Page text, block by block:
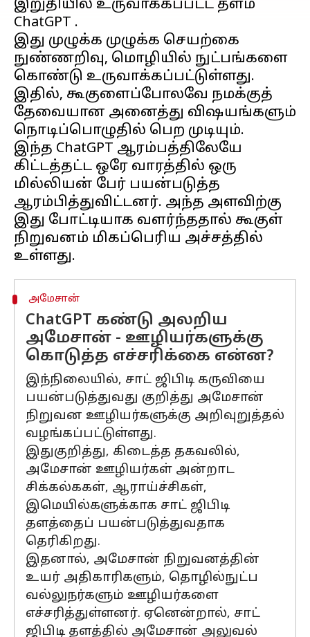
இறுதியில் உருவாக்கப்பட்ட தளம்
ChatGPT .
இது முழுக்க முழுக்க செயற்கை
நுண்ணறிவு, மொழியில் நுட்பங்களை
கொண்டு உருவாக்கப்பட்டுள்ளது.
இதில், கூகுளைப்போலவே நமக்குத்
தேவையான அனைத்து விஷயங்களும்
நொடிப்பொழுதில் பெற முடியும்.
இந்த ChatGPT ஆரம்பத்திலேயே
கிட்டத்தட்ட ஒரே வாரத்தில் ஒரு
மில்லியன் பேர் பயன்படுத்த
ஆரம்பித்துவிட்டனர். அந்த அளவிற்கு
இது போட்டியாக வளர்ந்ததால் கூகுள்
நிறுவனம் மிகப்பெரிய அச்சத்தில்
அமேசான்
ChatGPT கண்டு அலறிய
அமேசான் - ஊழியர்களுக்கு
கொடுத்த எச்சரிக்கை என்ன?
இந்நிலையில், சாட் ஜிபிடி கருவியை
பயன்படுத்துவது குறித்து அமேசான்
நிறுவன ஊழியர்களுக்கு அறிவுறுத்தல்
வழங்கப்பட்டுள்ளது.
இதுகுறித்து, கிடைத்த தகவலில்,
அமேசான் ஊழியர்கள் அன்றாட
சிக்கல்ககள், ஆராய்ச்சிகள்,
இமெயில்களுக்காக சாட் ஜிபிடி
தளத்தைப் பயன்படுத்துவதாக
தெரிகிறது.
இதனால், அமேசான் நிறுவனத்தின்
உயர் அதிகாரிகளும், தொழில்நுட்ப
வல்லுநர்களும் ஊழியர்களை
எச்சரித்துள்ளனர். ஏனென்றால், சாட்
ஜிபிடி தளத்தில் அமேசான் அலுவல்